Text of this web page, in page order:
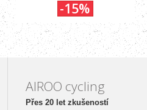
-15%
AIROO cycling
Přes 20 let zkušeností